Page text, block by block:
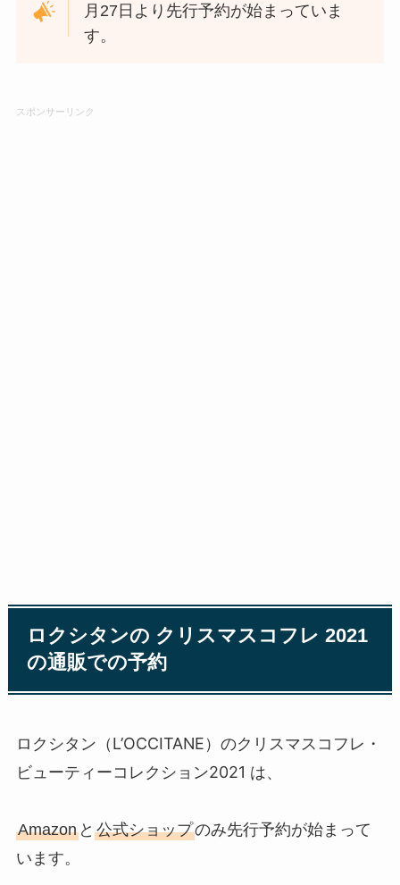
月27日より先行予約が始まっていま
す。
スポンサーリンク
ロクシタンの クリスマスコフレ 2021
の通販での予約
ロクシタン（L’OCCITANE）のクリスマスコフレ・
ビューティーコレクション2021 は、
Amazonと 公式ショップのみ先行予約が始まって
います。